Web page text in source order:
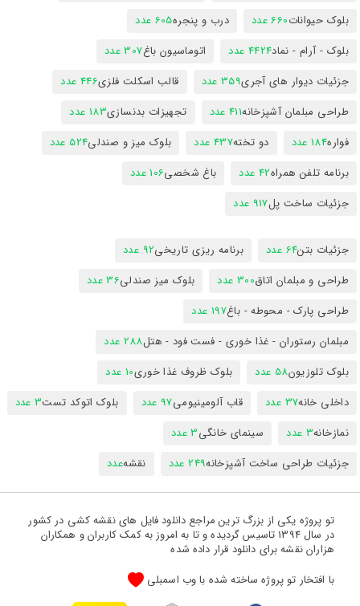
بلوک حیوانات660 عدد درب و پنجره605 عدد
بلوک - آرام - نماد4424 عدد اتوماسیون باغ307 عدد
جزئیات دیوار های آجری359 عدد قالب اسکلت فلزی446 عدد
طراحی مبلمان آشپزخانه411 عدد تجهیزات بدنسازی183 عدد
فواره184 عدد دو تخته437 عدد بلوک میز و صندلی524 عدد
برنامه تلفن همراه42 عدد باغ شخصی106 عدد
جزئیات ساخت پل917 عدد
جزئیات بتن64 عدد برنامه ریزی تاریخی92 عدد
طراحی و مبلمان اتاق300 عدد بلوک میز صندلی36 عدد
طراحی پارک - محوطه - باغ197 عدد
مبلمان رستوران - غذا خوری - فست فود - هتل288 عدد
بلوک تلوزیون58 عدد بلوک ظروف غذا خوری10 عدد
داخلی خانه37 عدد قاب آلومینیومی97 عدد بلوک اتوکد تست3 عدد
نمازخانه3 عدد سینمای خانگی3 عدد
جزئیات طراحی ساخت آشپزخانه249 عدد نقشهعدد
تو پروژه یکی از بزرگ ترین مراجع دانلود فایل های نقشه کشی در کشور
در سال 1394 تاسیس گردیده و تا به امروز به کمک کاربران و همکاران
هزاران نقشه برای دانلود قرار داده شده
با افتخار تو پروژه ساخته شده با وب اسمبلی